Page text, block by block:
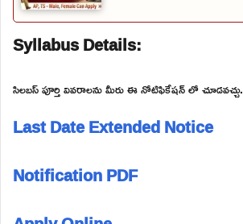
Syllabus Details:
సిలబస్ పూర్తి వివరాలను మీరు ఈ నోటిఫికేషన్ లో చూడవచ్చు.
Last Date Extended Notice
Notification PDF